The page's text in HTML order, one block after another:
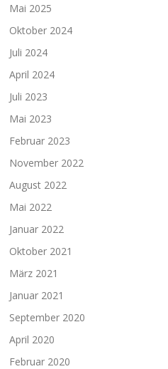
Mai 2025
Oktober 2024
Juli 2024
April 2024
Juli 2023
Mai 2023
Februar 2023
November 2022
August 2022
Mai 2022
Januar 2022
Oktober 2021
März 2021
Januar 2021
September 2020
April 2020
Februar 2020